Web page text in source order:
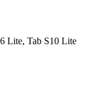
Lite, Tab S10 Lite